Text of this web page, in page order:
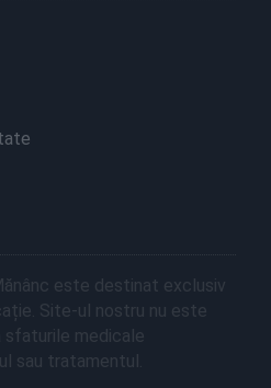
este destinat exclusiv
Site-ul nostru nu este
sfaturile medicale
sau tratamentul.